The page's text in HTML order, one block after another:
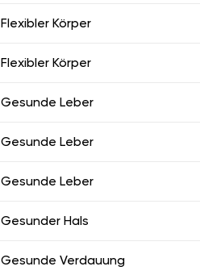
Flexibler Körper
Flexibler Körper
Gesunde Leber
Gesunde Leber
Gesunde Leber
Gesunder Hals
Gesunde Verdauung